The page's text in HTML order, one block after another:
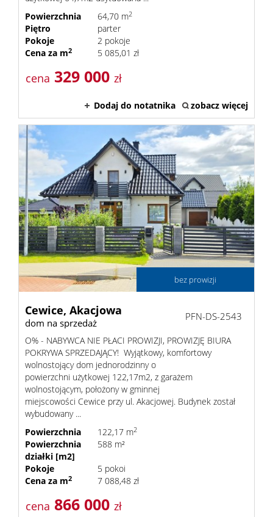
Powierzchnia
64,70 m2
Piętro
parter
Pokoje
2 pokoje
Cena za m2 5 085,01 zł
cena 329 000 zł
Dodaj do notatnika zobacz więcej
bez prowizji
Cewice, Akacjowa
dom na sprzedaż
PFN-DS-2543
O% - NABYWCA NIE PŁACI PROWIZJI, PROWIZJĘ BIURA
POKRYWA SPRZEDAJĄCY! Wyjątkowy, komfortowy
wolnostojący dom jednorodzinny o
powierzchni użytkowej 122,17m2, z garażem
wolnostojącym, położony w gminnej
miejscowości Cewice przy ul. Akacjowej. Budynek został
wybudowany ...
Powierzchnia
122,17 m2
Powierzchnia
działki [m2]
588 m²
Pokoje
5 pokoi
Cena za m2 7 088,48 zł
cena 866 000 zł